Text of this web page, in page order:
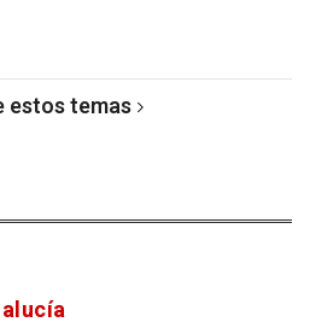
estos temas